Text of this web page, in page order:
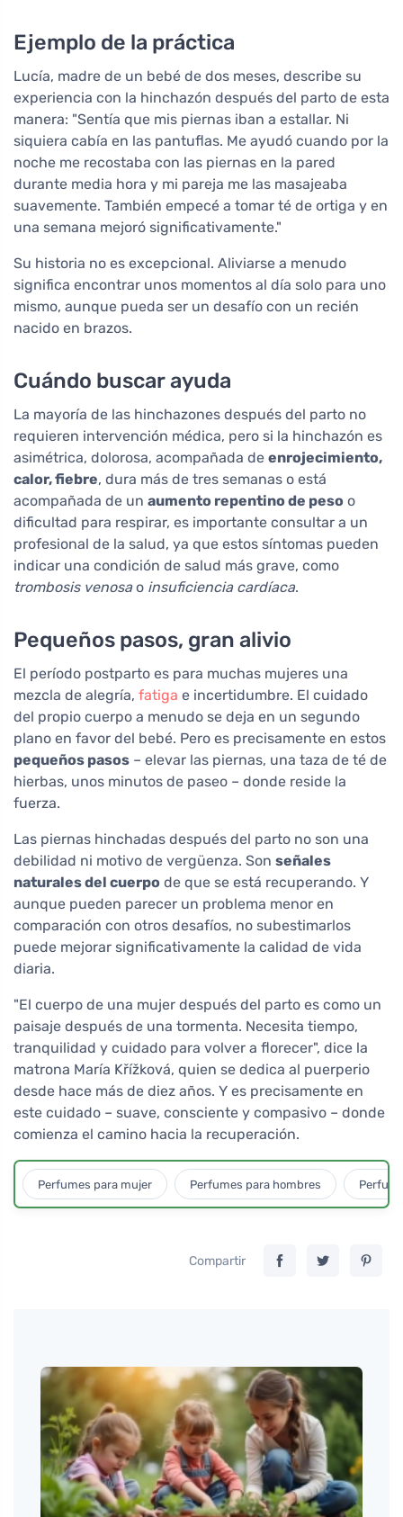
Ejemplo de la práctica
Lucía, madre de un bebé de dos meses, describe su
experiencia con la hinchazón después del parto de esta
manera: "Sentía que mis piernas iban a estallar. Ni
siquiera cabía en las pantuflas. Me ayudó cuando por la
noche me recostaba con las piernas en la pared
durante media hora y mi pareja me las masajeaba
suavemente. También empecé a tomar té de ortiga y en
una semana mejoró significativamente."
Su historia no es excepcional. Aliviarse a menudo
significa encontrar unos momentos al día solo para uno
mismo, aunque pueda ser un desafío con un recién
nacido en brazos.
Cuándo buscar ayuda
La mayoría de las hinchazones después del parto no
requieren intervención médica, pero si la hinchazón es
asimétrica, dolorosa, acompañada de enrojecimiento,
calor, fiebre, dura más de tres semanas o está
acompañada de un aumento repentino de peso o
dificultad para respirar, es importante consultar a un
profesional de la salud, ya que estos síntomas pueden
indicar una condición de salud más grave, como
trombosis venosao insuficiencia cardíaca.
Pequeños pasos, gran alivio
El período postparto es para muchas mujeres una
mezcla de alegría, fatiga e incertidumbre. El cuidado
del propio cuerpo a menudo se deja en un segundo
plano en favor del bebé. Pero es precisamente en estos
pequeños pasos – elevar las piernas, una taza de té de
hierbas, unos minutos de paseo – donde reside la
fuerza.
Las piernas hinchadas después del parto no son una
debilidad ni motivo de vergüenza. Son señales
naturales del cuerpo de que se está recuperando. Y
aunque pueden parecer un problema menor en
comparación con otros desafíos, no subestimarlos
puede mejorar significativamente la calidad de vida
diaria.
"El cuerpo de una mujer después del parto es como un
paisaje después de una tormenta. Necesita tiempo,
tranquilidad y cuidado para volver a florecer", dice la
matrona María Křížková, quien se dedica al puerperio
desde hace más de diez años. Y es precisamente en
este cuidado – suave, consciente y compasivo – donde
comienza el camino hacia la recuperación.
Perfumes para mujer Perfumes para hombres
Compartir